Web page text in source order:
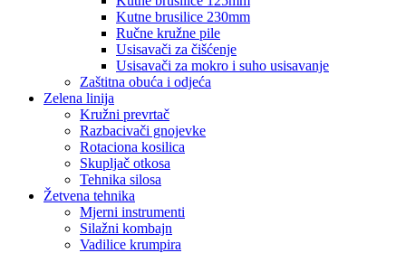
Kutne brusilice 230mm
Ručne kružne pile
Usisavači za čišćenje
Usisavači za mokro i suho usisavanje
Zaštitna obuća i odjeća
Zelena linija
Kružni prevrtač
Razbacivači gnojevke
Rotaciona kosilica
Skupljač otkosa
Tehnika silosa
Žetvena tehnika
Mjerni instrumenti
Silažni kombajn
Vadilice krumpira